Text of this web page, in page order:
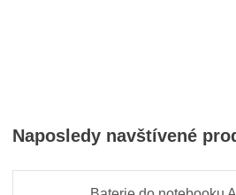
Naposledy navštívené